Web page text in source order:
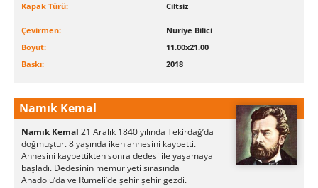
Kapak Türü:
Ciltsiz
Çevirmen:
Nuriye Bilici
Boyut:
11.00x21.00
Baskı:
2018
Namık Kemal
Namık Kemal 21 Aralık 1840 yılında Tekirdağ’da
doğmuştur. 8 yaşında iken annesini kaybetti.
Annesini kaybettikten sonra dedesi ile yaşamaya
başladı. Dedesinin memuriyeti sırasında
Anadolu’da ve Rumeli’de şehir şehir gezdi.